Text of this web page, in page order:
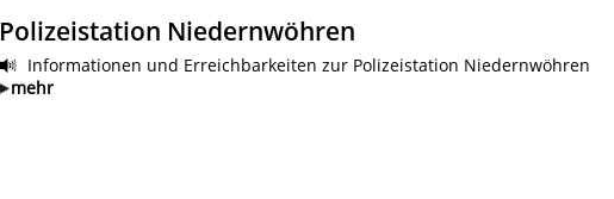
Polizeistation Niedernwöhren
Informationen und Erreichbarkeiten zur Polizeistation Niedernwöhren
mehr